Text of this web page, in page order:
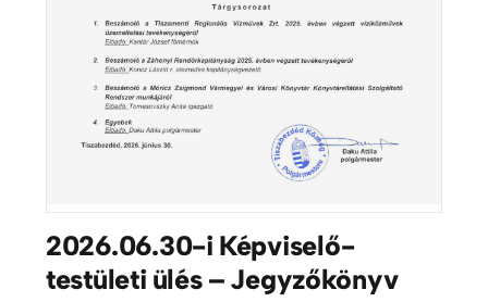
2026.06.30-i Képviselő-
testületi ülés – Jegyzőkönyv